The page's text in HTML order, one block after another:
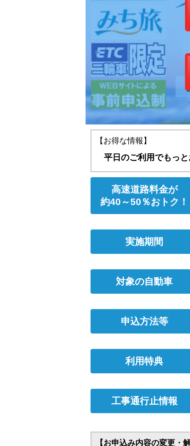
【お得な情報】
平日のご利用でもっ
高速道路料金が
約40～50％おトク！
実施期間
対象の自動車
申込方法等
利用特典
工事通行止情報
【お申込み内容の変更・